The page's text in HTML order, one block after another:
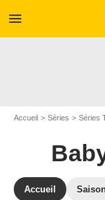
menu
Accueil Séries Séries
Accueil